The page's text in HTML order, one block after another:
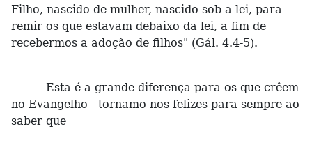
Filho, nascido de mulher, nascido sob a lei, para
remir os que estavam debaixo da lei, a fim de
recebermos a adoção de filhos" (Gál. 4.4-5).
Esta é a grande diferença para os que crêem
no Evangelho - tornamo-nos felizes para sempre ao
saber que